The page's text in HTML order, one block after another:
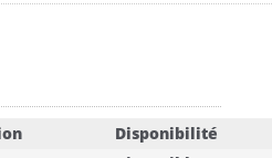
Disponibilité